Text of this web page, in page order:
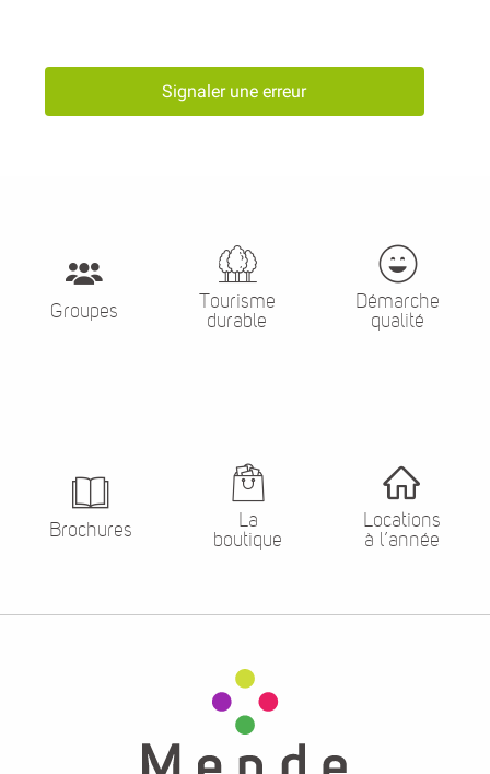
Signaler une erreur
Groupes
Tourisme
durable
Démarche
qualité
Brochures
La
boutique
Locations
à l’année